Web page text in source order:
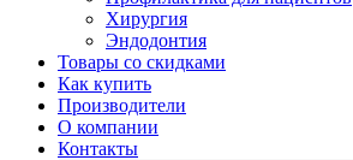
Хирургия
Эндодонтия
Товары со скидками
Как купить
Производители
О компании
Контакты